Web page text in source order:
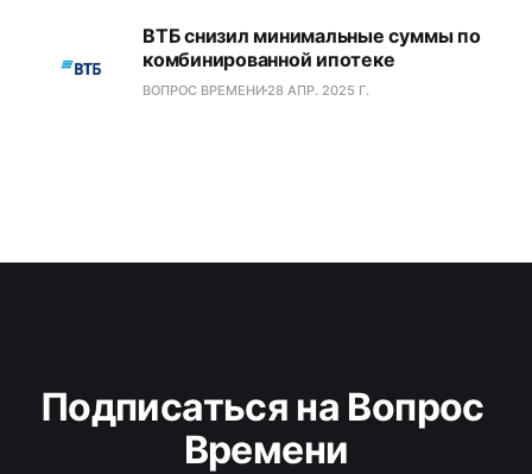
ВТБ снизил минимальные суммы по
комбинированной ипотеке
ВОПРОС ВРЕМЕНИ 28 АПР. 2025 Г.
Подписаться на Вопрос
Времени